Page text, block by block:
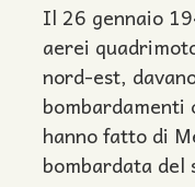
Il 26 gennaio
aerei
nord-est,
bombardamenti
hanno fatto di
bombardata del